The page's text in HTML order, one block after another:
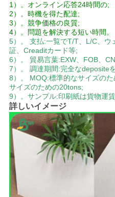
い
ニ
ュ
ー
ス
事
件
1）。オンライン応答24時間の;
2）。時機を得た配達;
3）。競争価格の良質;
4）。問題を解決する短い時間。
5）。 支払:一覧でT/T、L/C、ウ
証、Creaditカード等;
6）。 貿易言葉:EXW、FOB、
7）。 調達期間:完全なdeposite
8）。 MOQ:標準的なサイズの
サイズのための20tons;
9）。サンプル:印刷紙は貨物運
詳しいイメージ